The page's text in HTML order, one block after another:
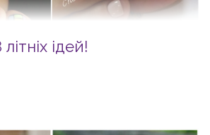
ідей!